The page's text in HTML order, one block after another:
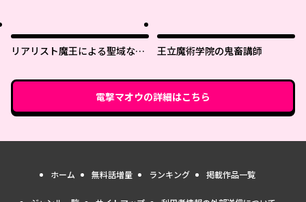
リアリスト魔王による聖域なき
王立魔術学院の鬼畜講師
電撃マオウの詳細はこちら
ホーム 無料話増量 ランキング 掲載作品一覧